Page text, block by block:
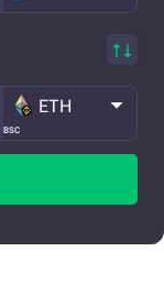
BSC
ETH